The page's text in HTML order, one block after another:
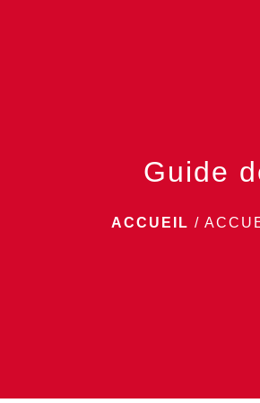
Guide
ACCUEIL /